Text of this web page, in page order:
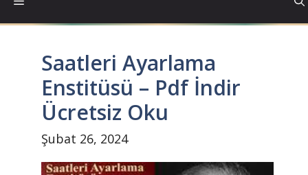
Saatleri Ayarlama
Enstitüsü – Pdf İndir
Ücretsiz Oku
Şubat 26, 2024